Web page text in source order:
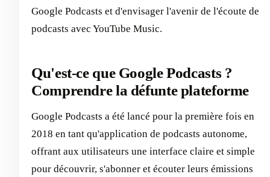
Google Podcasts et d'envisager l'avenir de l'écoute de
podcasts avec YouTube Music.
Qu'est-ce que Google Podcasts ?
Comprendre la défunte plateforme
Google Podcasts a été lancé pour la première fois en
2018 en tant qu'application de podcasts autonome,
offrant aux utilisateurs une interface claire et simple
pour découvrir, s'abonner et écouter leurs émissions